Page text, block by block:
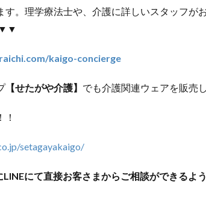
す。理学療法士や、介護に詳しいスタッフが
kaigo-concierge
【せたがや介護】 でも介護関連ウェアを販売
setagayakaigo/
にて直接お客さまからご相談ができるよ